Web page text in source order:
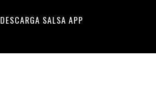
DESCARGA SALSA APP